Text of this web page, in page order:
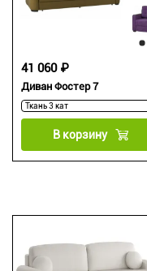
Диван Фостер 7
41 060 ₽
В корзину